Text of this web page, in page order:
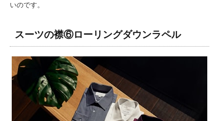
いのです。
スーツの襟⑥ローリングダウンラペル